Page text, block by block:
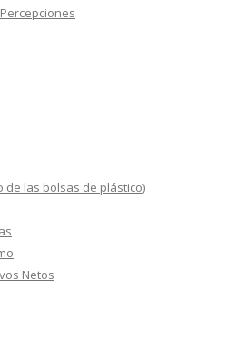
de las bolsas de plástico)
Netos